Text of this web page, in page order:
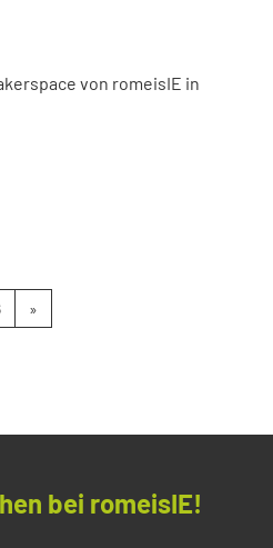
von romeisIE in
»
bei romeisIE!